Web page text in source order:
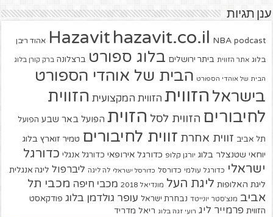
ענן תגיות
Hazavit hazavit.co.il NBA podcast אהוד ריבן
בלוג אתר הזווית ביתר ירושלים בלוג ספורט ברצלונה ברק קורן בלוג
הבית של אוהדי הספורט הבית של אוהדי הספורט
בישראל הזווית הזווית המקצועית הזווית
לחיבורים הזווית לסל הזוית הפועל באר שבע הפועל
תל אביב זווית אחרת זווית לחיבורים טמיר זוארץ בלוג
יוחאי שטנצלר בלוג יורגן קלופ כדורגל אירופאי כדורגל אנגלי כדורגל
ישראלי כדורגל עולמי כדורסל כדורסל ישראלי לה ליגה ליברפול ליגה אנגלית
ליגת האלופות ליגת העל מונדיאל 2018 מכבי חיפה מכבי תל
אביב מנצ'סטר יונייטד נבחרת ישראל עופר גולדמן בלוג פודקאסט
הזווית פרמייר ליג רועי זגה בלוג ריאל מדריד